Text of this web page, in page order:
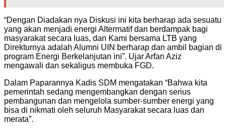
“Dengan Diadakan nya Diskusi ini kita berharap ada sesuatu
yang akan menjadi energi Altermatif dan berdampak bagi
masyarakat secara luas, dan Kami bersama LTB yang
Direkturnya adalah Alumni UIN berharap dan ambil bagian di
program Energi Berkelanjutan ini”. Ujar Arfan Aziz
mengawali dan sekaligus membuka FGD.
Dalam Paparannya Kadis SDM mengatakan “Bahwa kita
pemerintah sedang mengembangkan dengan serius
pembangunan dan mengelola sumber-sumber energi yang
bisa di nikmati oleh seluruh Masyarakat secara luas dan
merata”.